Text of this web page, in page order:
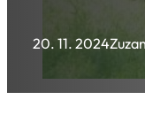
20. 11. 2024